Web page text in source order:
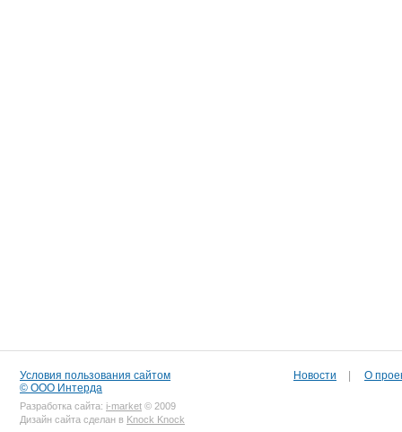
Условия пользования сайтом
© ООО Интерда
Разработка сайта: i-market © 2009
Дизайн сайта сделан в Knock Knock
Новости О